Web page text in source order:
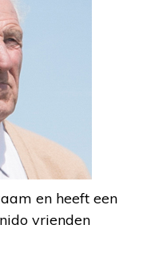
en heeft een
vrienden